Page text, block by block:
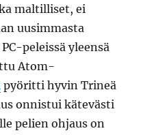
maltilliset, ei
uusimmasta
peleissä yleensä
Atom-
pyöritti hyvin Trineä
onnistui kätevästi
pelien ohjaus on